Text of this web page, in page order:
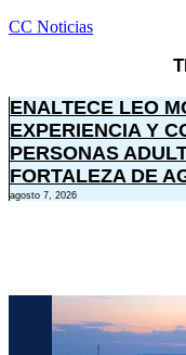
CC Noticias
ENALTECE LEO
EXPERIENCIA Y
PERSONAS
FORTALEZA DE
agosto 7, 2026